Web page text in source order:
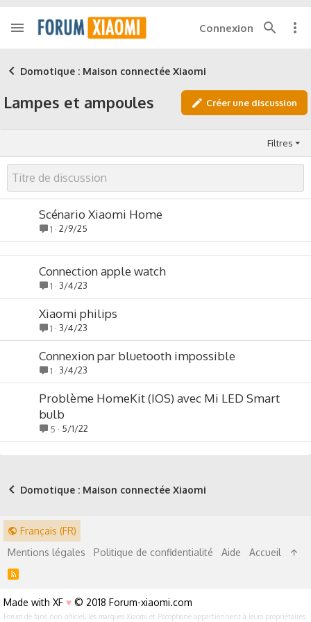
Connexion
Domotique : Maison connectée Xiaomi
Lampes et ampoules Créer une discussion
Filtres
Scénario Xiaomi Home
1 2/9/25
Connection apple watch
1 3/4/23
Xiaomi philips
1 3/4/23
Connexion par bluetooth impossible
1 3/4/23
Problème HomeKit (IOS) avec Mi LED Smart
bulb
5 5/1/22
Domotique : Maison connectée Xiaomi
Français (FR)
Mentions légales
Politique de confidentialité Aide Accueil
R
Made with XF ♥ © 2018 Forum-xiaomi.com
Forum de fans non officiel, les marques Xiaomi et Pocophone appartiennent à leurs propriétaires